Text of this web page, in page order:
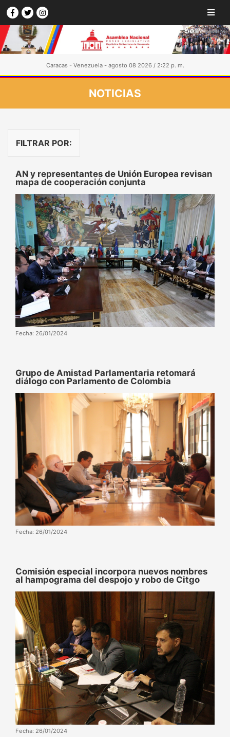
Caracas - Venezuela - agosto 08 2026 / 2:22 p. m.
NOTICIAS
FILTRAR POR:
AN y representantes de Unión Europea revisan
mapa de cooperación conjunta
Fecha: 26/01/2024
Grupo de Amistad Parlamentaria retomará
diálogo con Parlamento de Colombia
Fecha: 26/01/2024
Comisión especial incorpora nuevos nombres
al hampograma del despojo y robo de Citgo
Fecha: 26/01/2024